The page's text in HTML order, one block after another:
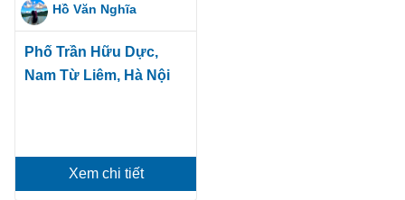
Hồ Văn Nghĩa
Phố Trần Hữu Dực,
Nam Từ Liêm, Hà Nội
Xem chi tiết